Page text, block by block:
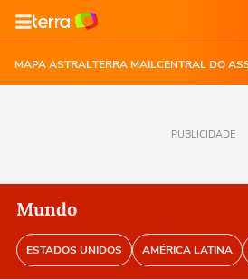
MAPA ASTRALTERRA MAILCENTRAL DO
PUBLICIDADE
Mundo
ESTADOS UNIDOS AMÉRICA LATINA